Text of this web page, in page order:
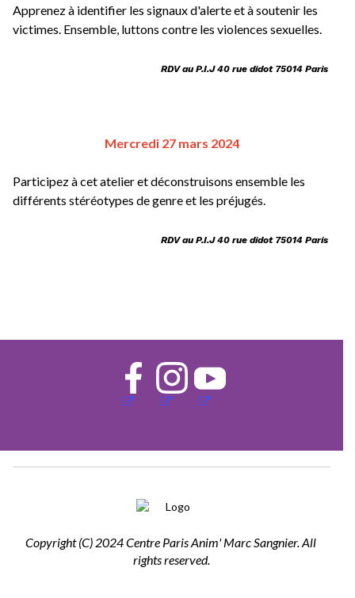
Apprenez à identifier les signaux d'alerte et à soutenir les
victimes. Ensemble, luttons contre les violences sexuelles.
RDV au P.I.J 40 rue didot 75014 Paris
Mercredi 27 mars 2024
Participez à cet atelier et déconstruisons ensemble les
différents stéréotypes de genre et les préjugés.
RDV au P.I.J 40 rue didot 75014 Paris
Copyright (C) 2024 Centre Paris Anim' Marc Sangnier. All
rights reserved.